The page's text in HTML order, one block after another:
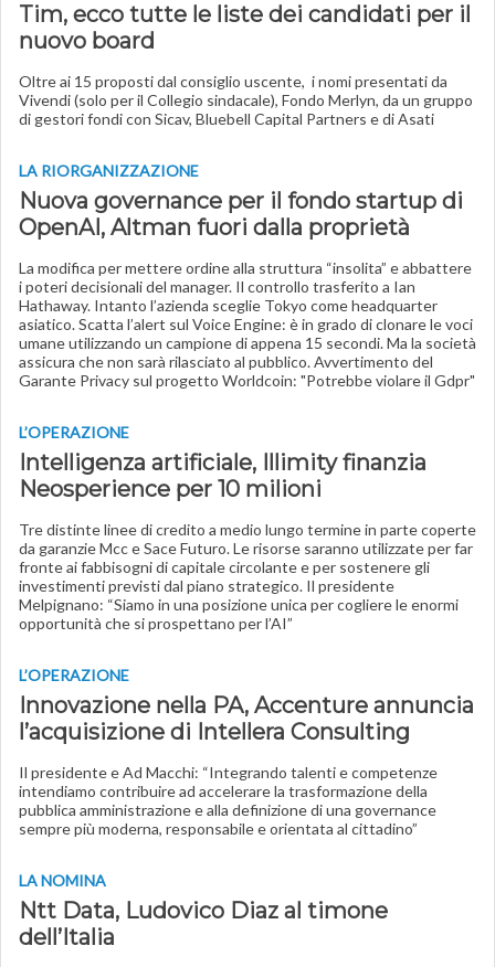
Tim, ecco tutte le liste dei candidati per il
nuovo board
Oltre ai 15 proposti dal consiglio uscente, i nomi presentati da
Vivendi (solo per il Collegio sindacale), Fondo Merlyn, da un gruppo
di gestori fondi con Sicav, Bluebell Capital Partners e di Asati
LA RIORGANIZZAZIONE
Nuova governance per il fondo startup di
OpenAI, Altman fuori dalla proprietà
La modifica per mettere ordine alla struttura “insolita” e abbattere
i poteri decisionali del manager. Il controllo trasferito a Ian
Hathaway. Intanto l’azienda sceglie Tokyo come headquarter
asiatico. Scatta l’alert sul Voice Engine: è in grado di clonare le voci
umane utilizzando un campione di appena 15 secondi. Ma la società
assicura che non sarà rilasciato al pubblico. Avvertimento del
Garante Privacy sul progetto Worldcoin: "Potrebbe violare il Gdpr"
L’OPERAZIONE
Intelligenza artificiale, Illimity finanzia
Neosperience per 10 milioni
Tre distinte linee di credito a medio lungo termine in parte coperte
da garanzie Mcc e Sace Futuro. Le risorse saranno utilizzate per far
fronte ai fabbisogni di capitale circolante e per sostenere gli
investimenti previsti dal piano strategico. Il presidente
Melpignano: “Siamo in una posizione unica per cogliere le enormi
opportunità che si prospettano per l’AI”
L’OPERAZIONE
Innovazione nella PA, Accenture annuncia
l’acquisizione di Intellera Consulting
Il presidente e Ad Macchi: “Integrando talenti e competenze
intendiamo contribuire ad accelerare la trasformazione della
pubblica amministrazione e alla definizione di una governance
sempre più moderna, responsabile e orientata al cittadino”
LA NOMINA
Ntt Data, Ludovico Diaz al timone
dell’Italia